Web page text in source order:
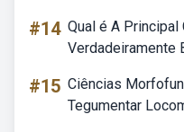
#14 Qual é A
Verdadeiramente
#15 Ciências
Tegumentar